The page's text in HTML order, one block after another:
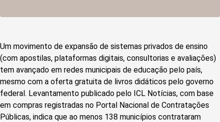
Um movimento de expansão de sistemas privados de ensino
(com apostilas, plataformas digitais, consultorias e avaliações)
tem avançado em redes municipais de educação pelo país,
mesmo com a oferta gratuita de livros didáticos pelo governo
federal. Levantamento publicado pelo ICL Notícias, com base
em compras registradas no Portal Nacional de Contratações
Públicas, indica que ao menos 138 municípios contrataram